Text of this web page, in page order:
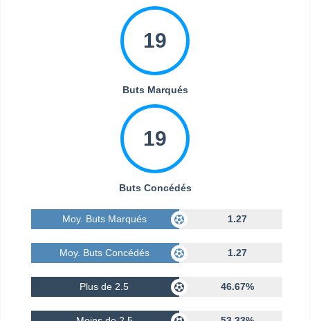
19
Buts Marqués
19
Buts Concédés
Moy. Buts Marqués 1.27
Moy. Buts Concédés 1.27
Plus de 2.5 46.67%